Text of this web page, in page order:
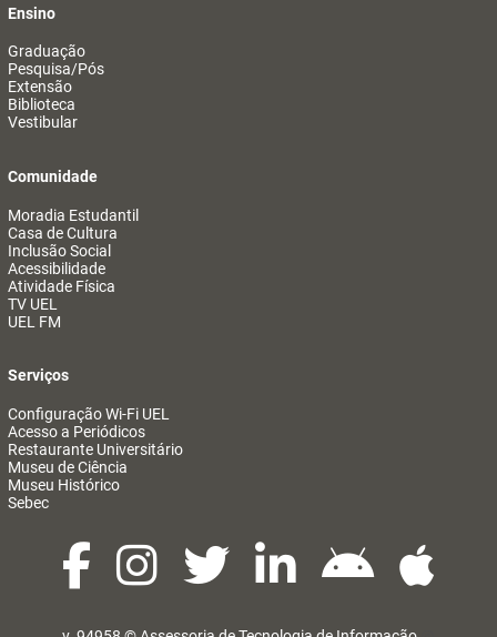
Ensino
Graduação
Pesquisa/Pós
Extensão
Biblioteca
Vestibular
Comunidade
Moradia Estudantil
Casa de Cultura
Inclusão Social
Acessibilidade
Atividade Física
TV UEL
UEL FM
Serviços
Configuração Wi-Fi UEL
Acesso a Periódicos
Restaurante Universitário
Museu de Ciência
Museu Histórico
Sebec